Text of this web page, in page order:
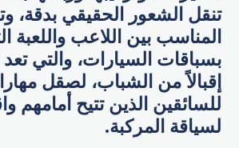
تنقل الشعور الحقيقي بدقة،
المناسب بين اللاعب واللعبة
بسباقات السيارات، والتي تعد
إقبالاً من الشباب، لصقل
للسائقين الذين تتيح أمامهم
لسياقة المركبة.